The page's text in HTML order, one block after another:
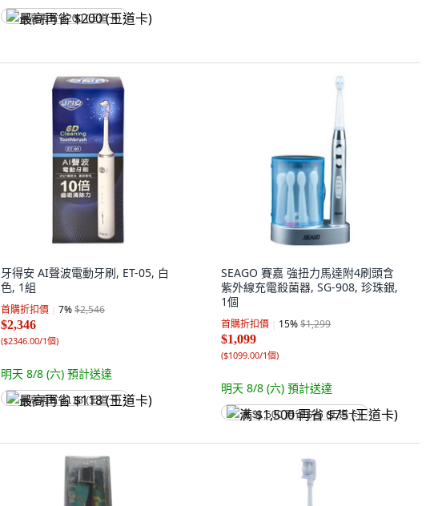
最高再省 $200 (王道卡)
牙得安 AI聲波電動牙刷, ET-05, 白
色, 1組
首購折扣價 7%$2,546
$2,346
($2346.00/1個)
明天 8/8 (六) 預計送達
最高再省 $118 (王道卡)
SEAGO 賽嘉 強扭力馬達附4刷頭含
紫外線充電殺菌器, SG-908, 珍珠銀,
1個
首購折扣價 15%$1,299
$1,099
($1099.00/1個)
明天 8/8 (六) 預計送達
满 $1,500 再省 $75 (王道卡)